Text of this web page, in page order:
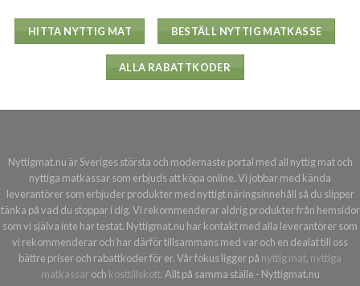
HITTA NYTTIG MAT BESTÄLL NYTTIG MATKASSE
ALLA RABATTKODER
Nyttigmat.nu är Sveriges största och modernaste portal med all nyttig mat och
nyttiga matkassar som erbjuds att köpa online. Vi jobbar med kända
leverantörer som erbjuder produkter med nyttigt näringsinnehåll så du slipper
tänka på vad du stoppar i dig. Vi rekommenderar aldrig produkter från hemsidor
som vi själva inte har testat. Nyttigmat.nu har kontakt med alla leverantörer som
vi rekommenderar och har därför tillsammans med var och en dealat till oss
bättre priser och rabattkoder för er. Vår fokus ligger på nyttig mat, nyttiga
matkassaroch kosttillskott. Allt på samma ställe - Nyttigmat.nu